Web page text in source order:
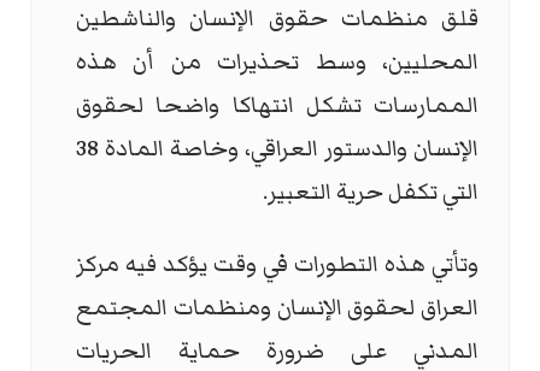
قلق منظمات حقوق الإنسان والناشطين
المحليين، وسط تحذيرات من أن هذه
الممارسات تشكل انتهاكا واضحا لحقوق
الإنسان والدستور العراقي، وخاصة المادة 38
التي تكفل حرية التعبير.
وتأتي هذه التطورات في وقت يؤكد فيه مركز
العراق لحقوق الإنسان ومنظمات المجتمع
المدني على ضرورة حماية الحريات